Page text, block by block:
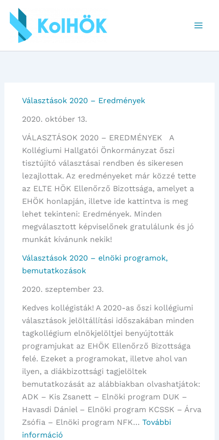
content
Választások 2020 – Eredmények
2020. október 13.
VÁLASZTÁSOK 2020 – EREDMÉNYEK A
Kollégiumi Hallgatói Önkormányzat őszi
tisztújító választásai rendben és sikeresen
lezajlottak. Az eredményeket már közzé tette
az ELTE HÖK Ellenőrző Bizottsága, amelyet a
EHÖK honlapján, illetve ide kattintva is meg
lehet tekinteni: Eredmények. Minden
megválasztott képviselőnek gratulálunk és jó
munkát kívánunk nekik!
Választások 2020 – elnöki programok,
bemutatkozások
2020. szeptember 23.
Kedves kollégisták! A 2020-as őszi kollégiumi
választások jelöltállítási időszakában minden
tagkollégium elnökjelöltjei benyújtották
programjukat az EHÖK Ellenőrző Bizottsága
felé. Ezeket a programokat, illetve ahol van
ilyen, a diákbizottsági tagjelöltek
bemutatkozását az alábbiakban olvashatjátok:
ADK – Kis Zsanett – Elnöki program DUK –
Havasdi Dániel – Elnöki program KCSSK – Árva
Zsófia – Elnöki program NFK… További
információ: